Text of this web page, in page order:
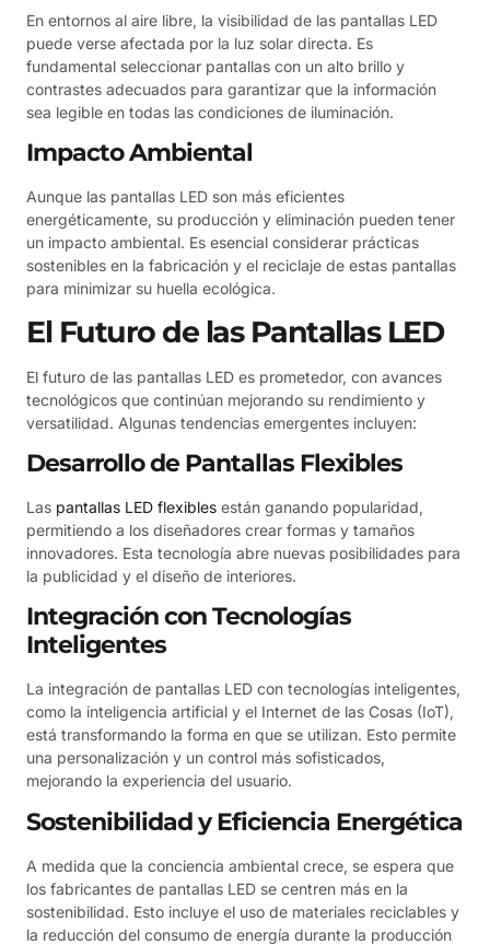
En entornos al aire libre, la visibilidad de las pantallas LED
puede verse afectada por la luz solar directa. Es
fundamental seleccionar pantallas con un alto brillo y
contrastes adecuados para garantizar que la información
sea legible en todas las condiciones de iluminación.
Impacto Ambiental
Aunque las pantallas LED son más eficientes
energéticamente, su producción y eliminación pueden tener
un impacto ambiental. Es esencial considerar prácticas
sostenibles en la fabricación y el reciclaje de estas pantallas
para minimizar su huella ecológica.
El Futuro de las Pantallas LED
El futuro de las pantallas LED es prometedor, con avances
tecnológicos que continúan mejorando su rendimiento y
versatilidad. Algunas tendencias emergentes incluyen:
Desarrollo de Pantallas Flexibles
Las pantallas LED flexibles están ganando popularidad,
permitiendo a los diseñadores crear formas y tamaños
innovadores. Esta tecnología abre nuevas posibilidades para
la publicidad y el diseño de interiores.
Integración con Tecnologías
Inteligentes
La integración de pantallas LED con tecnologías inteligentes,
como la inteligencia artificial y el Internet de las Cosas (IoT),
está transformando la forma en que se utilizan. Esto permite
una personalización y un control más sofisticados,
mejorando la experiencia del usuario.
Sostenibilidad y Eficiencia Energética
A medida que la conciencia ambiental crece, se espera que
los fabricantes de pantallas LED se centren más en la
sostenibilidad. Esto incluye el uso de materiales reciclables y
la reducción del consumo de energía durante la producción